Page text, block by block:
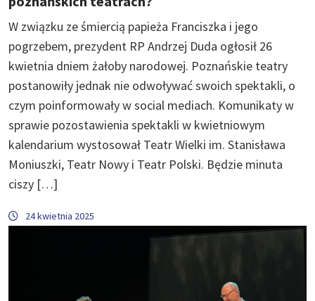
W związku ze śmiercią papieża Franciszka i jego
pogrzebem, prezydent RP Andrzej Duda ogłosił 26
kwietnia dniem żałoby narodowej. Poznańskie teatry
postanowiły jednak nie odwoływać swoich spektakli, o
czym poinformowały w social mediach. Komunikaty w
sprawie pozostawienia spektakli w kwietniowym
kalendarium wystosował Teatr Wielki im. Stanisława
Moniuszki, Teatr Nowy i Teatr Polski. Będzie minuta
ciszy […]
24 kwietnia 2025